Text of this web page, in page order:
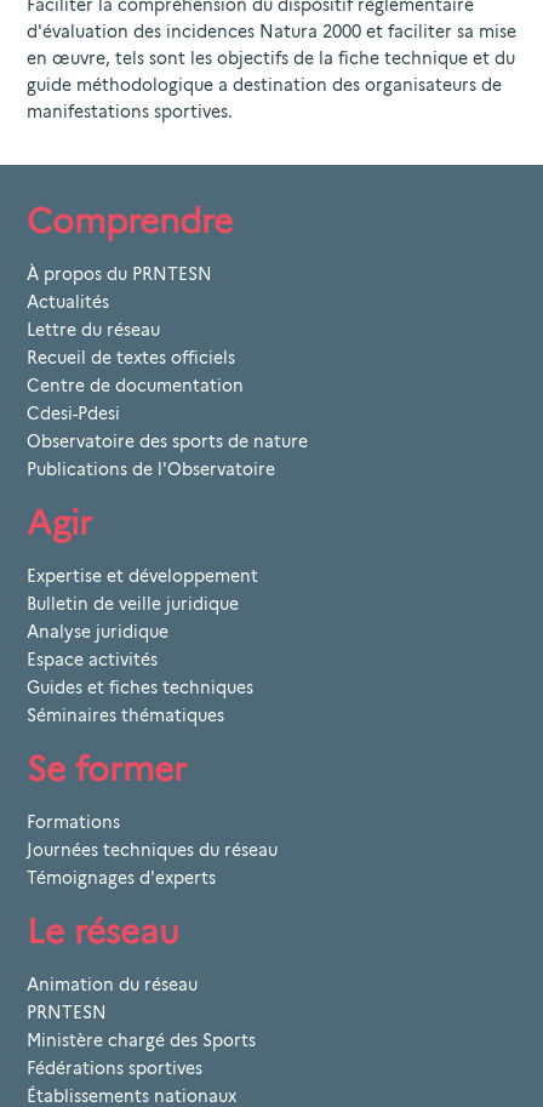
Faciliter la compréhension du dispositif réglementaire
d'évaluation des incidences Natura 2000 et faciliter sa mise
en œuvre, tels sont les objectifs de la fiche technique et du
guide méthodologique a destination des organisateurs de
manifestations sportives.
Comprendre
À propos du PRNTESN
Actualités
Lettre du réseau
Recueil de textes officiels
Centre de documentation
Cdesi-Pdesi
Observatoire des sports de nature
Publications de l'Observatoire
Agir
Expertise et développement
Bulletin de veille juridique
Analyse juridique
Espace activités
Guides et fiches techniques
Séminaires thématiques
Se former
Formations
Journées techniques du réseau
Témoignages d'experts
Le réseau
Animation du réseau
PRNTESN
Ministère chargé des Sports
Fédérations sportives
Établissements nationaux